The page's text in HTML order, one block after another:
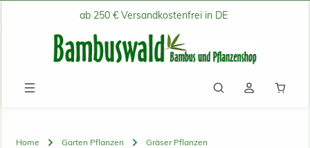
Zum Hauptinhalt springenab 250 € Versandkostenfrei in DE
Home Garten Pflanzen Gräser Pflanzen